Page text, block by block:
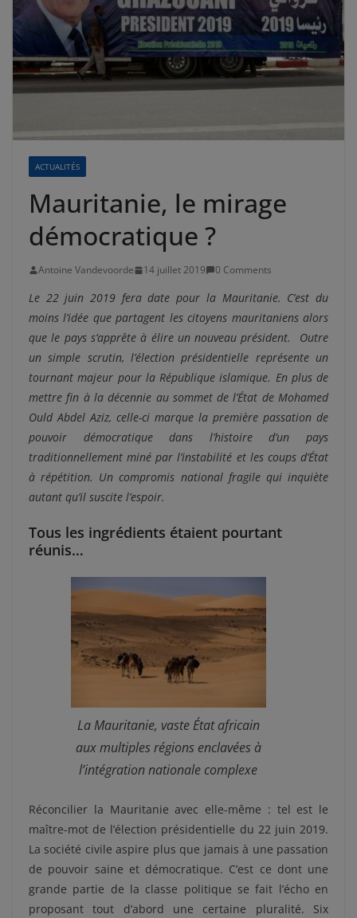
ACTUALITÉS
Mauritanie, le mirage
démocratique ?
Antoine Vandevoorde 14 juillet 2019 0 Comments
Le 22 juin 2019 fera date pour la Mauritanie. C’est du
moins l’idée que partagent les citoyens mauritaniens alors
que le pays s’apprête à élire un nouveau président. Outre
un simple scrutin, l’élection présidentielle représente un
tournant majeur pour la République islamique. En plus de
mettre fin à la décennie au sommet de l’État de Mohamed
Ould Abdel Aziz, celle-ci marque la première passation de
pouvoir démocratique dans l’histoire d’un pays
traditionnellement miné par l’instabilité et les coups d’État
à répétition. Un compromis national fragile qui inquiète
autant qu’il suscite l’espoir.
Tous les ingrédients étaient pourtant
réunis…
La Mauritanie, vaste État africain
aux multiples régions enclavées à
l’intégration nationale complexe
Réconcilier la Mauritanie avec elle-même : tel est le
maître-mot de l’élection présidentielle du 22 juin 2019.
La société civile aspire plus que jamais à une passation
de pouvoir saine et démocratique. C’est ce dont une
grande partie de la classe politique se fait l’écho en
proposant tout d’abord une certaine pluralité. Six